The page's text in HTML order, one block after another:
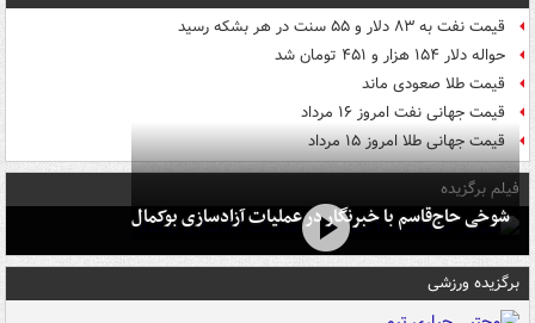
قیمت نفت به ۸۳ دلار و ۵۵ سنت در هر بشکه رسید
حواله دلار ۱۵۴ هزار و ۴۵۱ تومان شد
قیمت طلا صعودی ماند
قیمت جهانی نفت امروز ۱۶ مرداد
قیمت جهانی طلا امروز ۱۵ مرداد
فیلم برگزیده
شوخی حاج‌قاسم با خبرنگار در عملیات آزادسازی بوکمال
برگزیده ورزشی